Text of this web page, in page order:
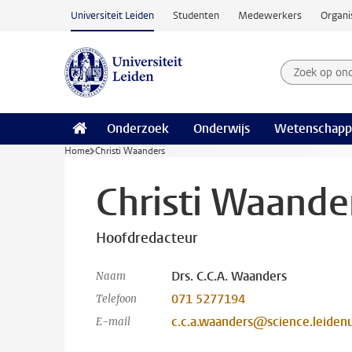
Ga naar hoofdinhoud
Universiteit Leiden Studenten Medewerkers
Zoek op
Zoekterm
Onderzoek Onderwijs
Home Christi Waanders
Christi
Hoofdredacteur
Naam Drs. C.C.A. Waanders
Telefoon 071 5277194
E-mail